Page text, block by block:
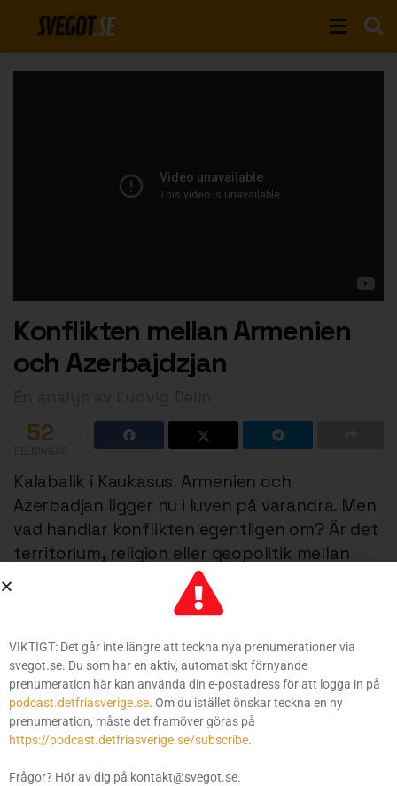
Konflikten mellan Armenien
och Azerbajdzjan
52
Kalabalik i Kaukasus. Armenien och
Azerbadjan ligger nu i luven på varandra. Men
vad handlar konflikten egentligen om? Är det
territorium, religion eller geopolitik mellan
USA och Ryssland? Ludvig Delin har tittat
närmre på den minst sagt komplexa
VIKTIGT: Det går inte längre att teckna nya prenumerationer via
svegot.se. Du som har en aktiv, automatiskt förnyande
prenumeration här kan använda din e-postadress för att logga in på
podcast.detfriasverige.se. Om du istället önskar teckna en ny
prenumeration, måste det framöver göras på
https://podcast.detfriasverige.se/subscribe.
Frågor? Hör av dig på kontakt@svegot.se.